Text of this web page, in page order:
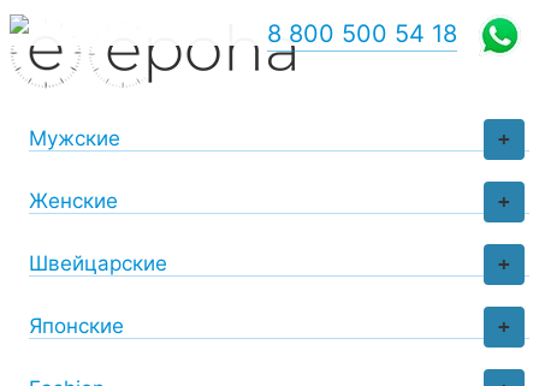
+
Мужские
+
Женские
+
Швейцарские
+
Японские
8 800 500 54 18